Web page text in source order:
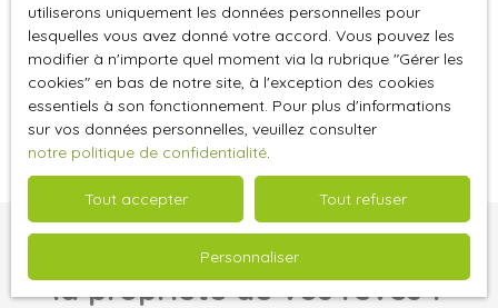
Aucun résultat
Vous ne trouvez pas
la propriété de vos rêves ?
utiliserons uniquement les données personnelles pour
lesquelles vous avez donné votre accord. Vous pouvez les
modifier à n'importe quel moment via la rubrique ″Gérer les
cookies″ en bas de notre site, à l'exception des cookies
essentiels à son fonctionnement. Pour plus d'informations
sur vos données personnelles, veuillez consulter
notre politique de confidentialité.
Tout accepter Tout refuser
Personnaliser